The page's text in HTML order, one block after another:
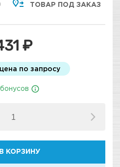
ТОВАР ПОД ЗАКАЗ
₽
по запросу
В КОРЗИНУ